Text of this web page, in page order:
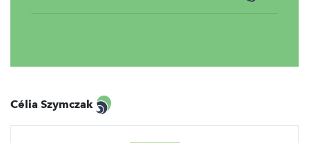
Célia Szymczak